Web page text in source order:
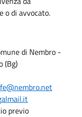
o di avvocato.
di Nembro -
(Bg)
previo